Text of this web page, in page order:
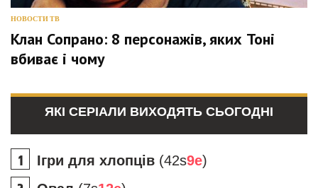
НОВОСТИ ТВ
Клан Сопрано: 8 персонажів, яких Тоні
вбиває і чому
ЯКІ СЕРІАЛИ ВИХОДЯТЬ СЬОГОДНІ
Ігри для хлопців (42s9e)